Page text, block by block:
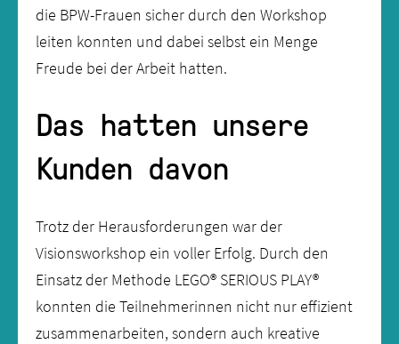
die BPW-Frauen sicher durch den Workshop
leiten konnten und dabei selbst ein Menge
Freude bei der Arbeit hatten.
Das hatten unsere
Kunden davon
Trotz der Herausforderungen war der
Visionsworkshop ein voller Erfolg. Durch den
Einsatz der Methode LEGO® SERIOUS PLAY®
konnten die Teilnehmerinnen nicht nur effizient
zusammenarbeiten, sondern auch kreative